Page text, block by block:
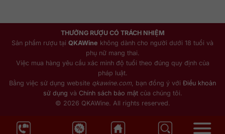
THƯỞNG RƯỢU CÓ TRÁCH NHIỆM
Sản phẩm rượu tại QKAWine không dành cho người dưới 18 tuổi và
phụ nữ mang thai.
Việc mua hàng yêu cầu xác minh độ tuổi theo đúng quy định của
pháp luật.
Bằng việc sử dụng website qkawine.com , bạn đồng ý với Điều khoản
sử dụng và Chính sách bảo mậtcủa chúng tôi.
© 2026 QKAWine. All rights reserved.